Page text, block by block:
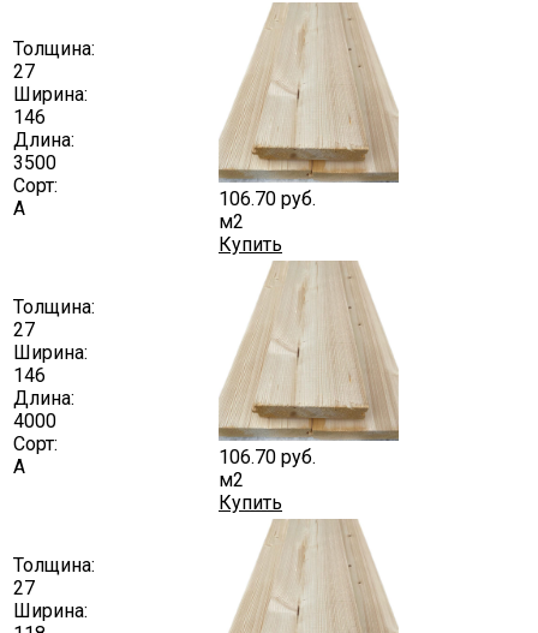
Толщина:
27
Ширина:
146
Длина:
3500
Сорт:
А
106.70 руб.
м2
Купить
Толщина:
27
Ширина:
146
Длина:
4000
Сорт:
А
106.70 руб.
м2
Купить
Толщина:
27
Ширина: